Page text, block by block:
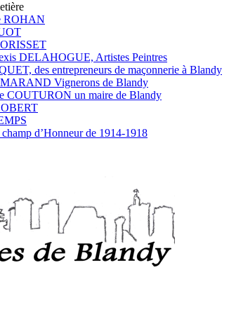
ROHAN
DELAHOGUE, Artistes Peintres
des entrepreneurs de maçonnerie à Blandy
Vignerons de Blandy
COUTURON un maire de Blandy
d’Honneur de 1914-1918